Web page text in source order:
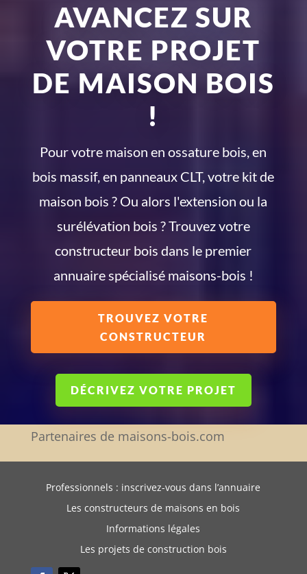
AVANCEZ SUR
VOTRE PROJET
DE MAISON BOIS
!
Pour votre maison en ossature bois, en
bois massif, en panneaux CLT, votre kit de
maison bois ? Ou alors l'extension ou la
surélévation bois ? Trouvez votre
constructeur bois dans le premier
annuaire spécialisé maisons-bois !
TROUVEZ VOTRE
CONSTRUCTEUR
DÉCRIVEZ VOTRE PROJET
Partenaires de maisons-bois.com
Professionnels : inscrivez-vous dans l’annuaire
Les constructeurs de maisons en bois
Informations légales
Les projets de construction bois